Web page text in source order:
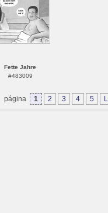
Fette Jahre
#483009
página 1 2 3 4 5